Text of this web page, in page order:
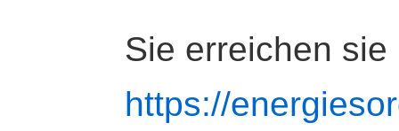
Sie erreichen sie
https://